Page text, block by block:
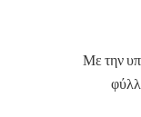
Με την